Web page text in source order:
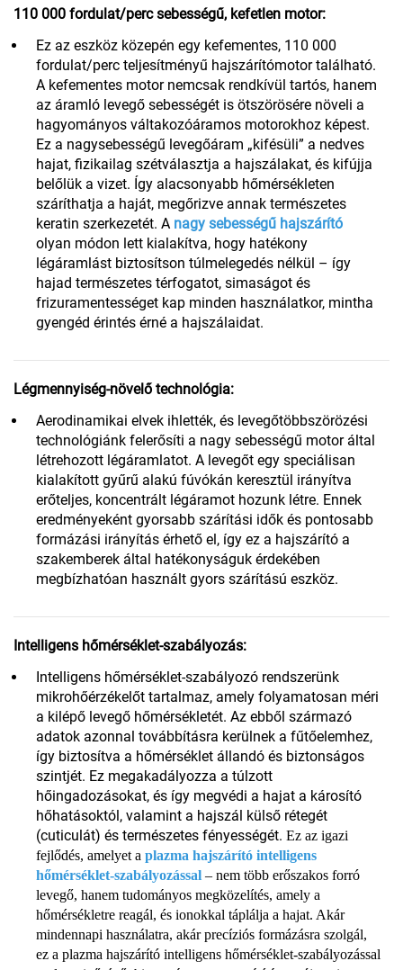
110 000 fordulat/perc sebességű, kefetlen motor:
Ez az eszköz közepén egy kefementes, 110 000
fordulat/perc teljesítményű hajszárítómotor található.
A kefementes motor nemcsak rendkívül tartós, hanem
az áramló levegő sebességét is ötszörösére növeli a
hagyományos váltakozóáramos motorokhoz képest.
Ez a nagysebességű levegőáram „kifésüli” a nedves
hajat, fizikailag szétválasztja a hajszálakat, és kifújja
belőlük a vizet. Így alacsonyabb hőmérsékleten
száríthatja a haját, megőrizve annak természetes
keratin szerkezetét. A nagy sebességű hajszárító
olyan módon lett kialakítva, hogy hatékony
légáramlást biztosítson túlmelegedés nélkül – így
hajad természetes térfogatot, simaságot és
frizuramentességet kap minden használatkor, mintha
gyengéd érintés érné a hajszálaidat.
Légmennyiség-növelő technológia:
Aerodinamikai elvek ihlették, és levegőtöbbszörözési
technológiánk felerősíti a nagy sebességű motor által
létrehozott légáramlatot. A levegőt egy speciálisan
kialakított gyűrű alakú fúvókán keresztül irányítva
erőteljes, koncentrált légáramot hozunk létre. Ennek
eredményeként gyorsabb szárítási idők és pontosabb
formázási irányítás érhető el, így ez a hajszárító a
szakemberek által hatékonyságuk érdekében
megbízhatóan használt gyors szárítású eszköz.
Intelligens hőmérséklet-szabályozás:
Intelligens hőmérséklet-szabályozó rendszerünk
mikrohőérzékelőt tartalmaz, amely folyamatosan méri
a kilépő levegő hőmérsékletét. Az ebből származó
adatok azonnal továbbításra kerülnek a fűtőelemhez,
így biztosítva a hőmérséklet állandó és biztonságos
szintjét. Ez megakadályozza a túlzott
hőingadozásokat, és így megvédi a hajat a károsító
hőhatásoktól, valamint a hajszál külső rétegét
(cuticulát) és természetes fényességét. Ez az igazi
fejlődés, amelyet a plazma hajszárító intelligens
hőmérséklet-szabályozással – nem több erőszakos forró
levegő, hanem tudományos megközelítés, amely a
hőmérsékletre reagál, és ionokkal táplálja a hajat. Akár
mindennapi használatra, akár precíziós formázásra szolgál,
ez a plazma hajszárító intelligens hőmérséklet-szabályozással